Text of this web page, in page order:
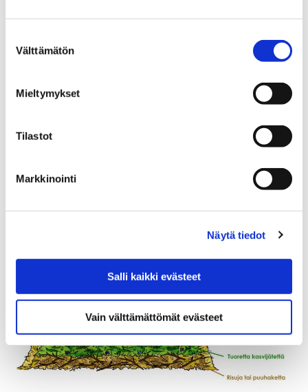
valinta
Välttämätön
Mieltymykset
Tilastot
Markkinointi
Näytä tiedot
Salli kaikki evästeet
Vain välttämättömät evästeet
Vapaita venepaikkoja kesäksi
Jokisatamassa ja Meri-Porin alueella. Vapaat
venepaikat veneilykaudelle 2018 tulevat vuokrattaviksi